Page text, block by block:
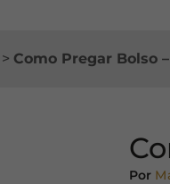
> Como Pregar Bolso
Por